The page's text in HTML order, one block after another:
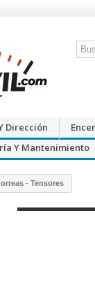
Dirección
Y Mantenimiento
- Tensores